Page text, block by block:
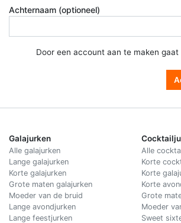
Achternaam (optioneel)
Door een account aan te maken
Galajurken
Alle galajurken
Lange galajurken
Korte galajurken
Grote maten galajurken
Moeder van de bruid
Lange avondjurken
Lange feestjurken
Alle
Korte
Korte
Korte
Grote
Moeder
Sweet